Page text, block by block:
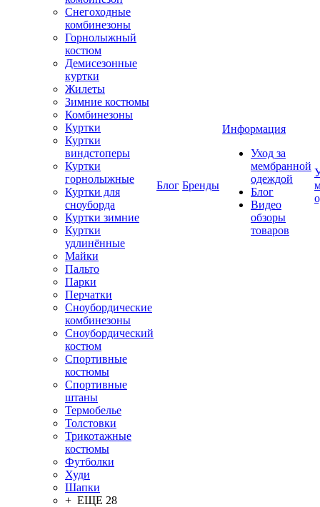
Снегоходные
комбинезоны
Горнолыжный
костюм
Демисезонные
куртки
Жилеты
Зимние костюмы
Комбинезоны
Куртки
Куртки
виндстоперы
Куртки
горнолыжные
Куртки для
сноуборда
Куртки зимние
Куртки
удлинённые
Майки
Пальто
Парки
Перчатки
Сноубордические
комбинезоны
Сноубордический
костюм
Спортивные
костюмы
Спортивные
штаны
Термобелье
Толстовки
Трикотажные
костюмы
Футболки
Худи
Шапки
+ ЕЩЕ 28
Блог Бренды
Информация
Уход за
мембранной
одеждой
Блог
Видео
обзоры
товаров